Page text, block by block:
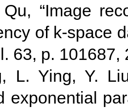
“Image
of k-space
63, p. 101687,
L. Ying, Y.
exponential